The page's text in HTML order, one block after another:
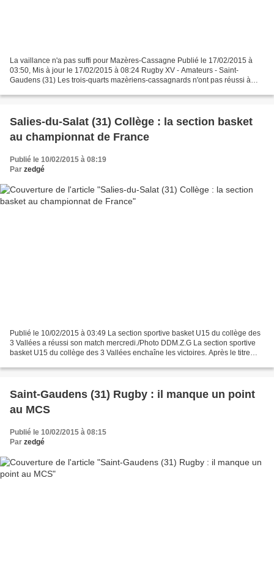
La vaillance n'a pas suffi pour Mazères-Cassagne Publié le 17/02/2015 à
03:50, Mis à jour le 17/02/2015 à 08:24 Rugby XV - Amateurs - Saint-
Gaudens (31) Les trois-quarts mazèriens-cassagnards n'ont pas réussi à
Salies-du-Salat (31) Collège : la section basket
au championnat de France
Publié le 10/02/2015 à 08:19
Par zedgé
Publié le 10/02/2015 à 03:49 La section sportive basket U15 du collège des
3 Vallées a réussi son match mercredi./Photo DDM.Z.G La section sportive
basket U15 du collège des 3 Vallées enchaîne les victoires. Après le titre
Saint-Gaudens (31) Rugby : il manque un point
au MCS
Publié le 10/02/2015 à 08:15
Par zedgé